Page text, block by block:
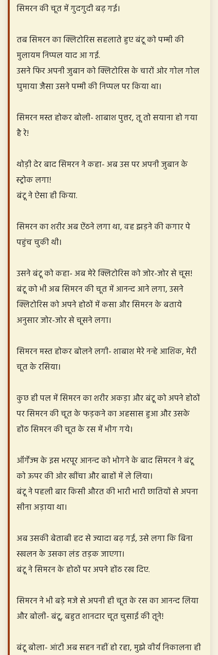
सिमरन की चूत में गुदगुदी बढ़ गई।
तब सिमरन का क्लिटोरिस सहलाते हुए बंटू को पम्मी की
मुलायम निप्पल याद आ गई.
उसने फिर अपनी जुबान को क्लिटोरिस के चारों ओर गोल गोल
घुमाया जैसा उसने पम्मी की निप्पल पर किया था।
सिमरन मस्त होकर बोली- शाबाश पुत्तर, तू तो सयाना हो गया
है रे!
थोड़ी देर बाद सिमरन ने कहा- अब उस पर अपनी जुबान के
स्ट्रोक लगा!
बंटू ने ऐसा ही किया.
सिमरन का शरीर अब ऐंठने लगा था, वह झड़ने की कगार पे
पहुंच चुकी थी।
उसने बंटू को कहा- अब मेरे क्लिटोरिस को जोर-जोर से चूस!
बंटू को भी अब सिमरन की चूत में आनन्द आने लगा, उसने
क्लिटोरिस को अपने होठों में कसा और सिमरन के बताये
अनुसार जोर-जोर से चूसने लगा।
सिमरन मस्त होकर बोलने लगी- शाबाश मेरे नन्हे आशिक, मेरी
चूत के रसिया।
कुछ ही पल में सिमरन का शरीर अकड़ा और बंटू को अपने होठों
पर सिमरन की चूत के फड़कने का अहसास हुआ और उसके
होंठ सिमरन की चूत के रस में भीग गये।
ऑर्गेज्म के इस भरपूर आनन्द को भोगने के बाद सिमरन ने बंटू
को ऊपर की ओर खींचा और बाहों में ले लिया।
बंटू ने पहली बार किसी औरत की भारी भारी छातियों से अपना
सीना अड़ाया था।
अब उसकी बेताबी हद से ज्यादा बढ़ गई, उसे लगा कि बिना
स्खलन के उसका लंड तड़क जाएगा।
बंटू ने सिमरन के होठों पर अपने होंठ रख दिए.
सिमरन ने भी बड़े मजे से अपनी ही चूत के रस का आनन्द लिया
और बोली- बंटू, बहुत शानदार चूत चुसाई की तूने!
बंटू बोला- आंटी अब सहन नहीं हो रहा, मुझे वीर्य निकालना ही